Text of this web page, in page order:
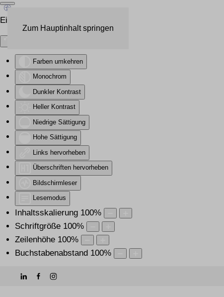
Eingabehilfen öffnen
Farben umkehren
Monochrom
Dunkler Kontrast
Heller Kontrast
Niedrige Sättigung
Hohe Sättigung
Links hervorheben
Überschriften hervorheben
Bildschirmleser
Lesemodus
Inhaltsskalierung 100%
Schriftgröße 100%
Zeilenhöhe 100%
Buchstabenabstand 100%
Zum Hauptinhalt springen